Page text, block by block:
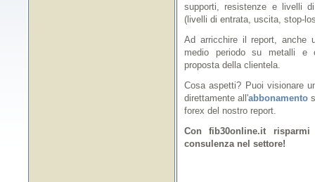
supporti, resistenze e livelli
(livelli di entrata, uscita, stop-
Ad arricchire il report, anche
medio periodo su metalli e
proposta della clientela.
Cosa aspetti? Puoi visionare
direttamente all'abbonamento
forex del nostro report.
Con fib30online.it
consulenza nel settore!